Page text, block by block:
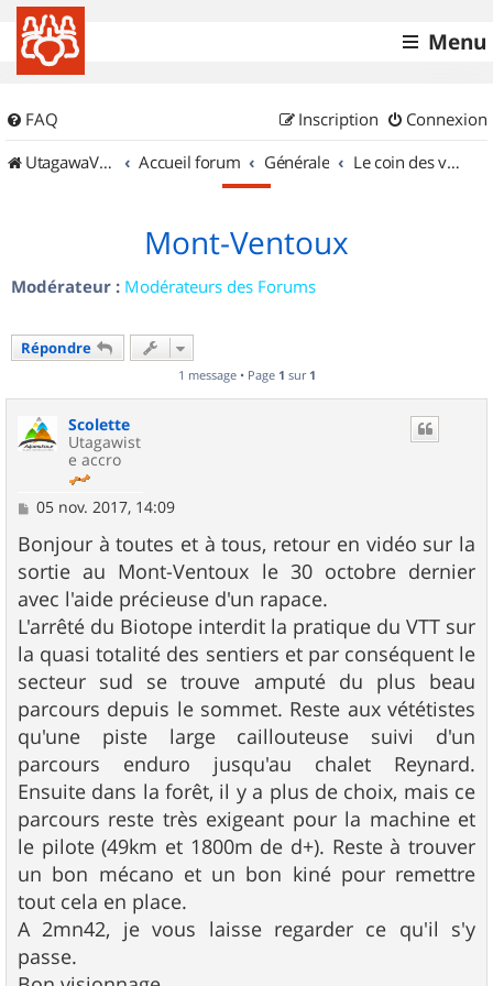
Menu
FAQ Connexion
Inscription
UtagawaVTT (Randos VTT et VTTAE avec traces GPS)
Accueil forum Générale Le coin des vidéastes
Mont-Ventoux
Modérateur : Modérateurs des Forums
Répondre
1 message • Page 1 sur 1
Scolette
Utagawist
e accro
M
s
s
a
g
e
05 nov. 2017, 14:09
Bonjour à toutes et à tous, retour en vidéo sur la
sortie au Mont-Ventoux le 30 octobre dernier
avec l'aide précieuse d'un rapace.
L'arrêté du Biotope interdit la pratique du VTT sur
la quasi totalité des sentiers et par conséquent le
secteur sud se trouve amputé du plus beau
parcours depuis le sommet. Reste aux vététistes
qu'une piste large caillouteuse suivi d'un
parcours enduro jusqu'au chalet Reynard.
Ensuite dans la forêt, il y a plus de choix, mais ce
parcours reste très exigeant pour la machine et
le pilote (49km et 1800m de d+). Reste à trouver
un bon mécano et un bon kiné pour remettre
tout cela en place.
A 2mn42, je vous laisse regarder ce qu'il s'y
passe.